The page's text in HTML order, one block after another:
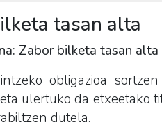
tasan alta
Zabor bilketa tasan
obligazioa
ulertuko da etxeetako
dutela.